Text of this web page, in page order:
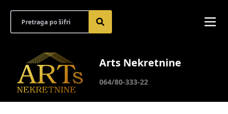
Arts Nekretnine
064/80-333-22